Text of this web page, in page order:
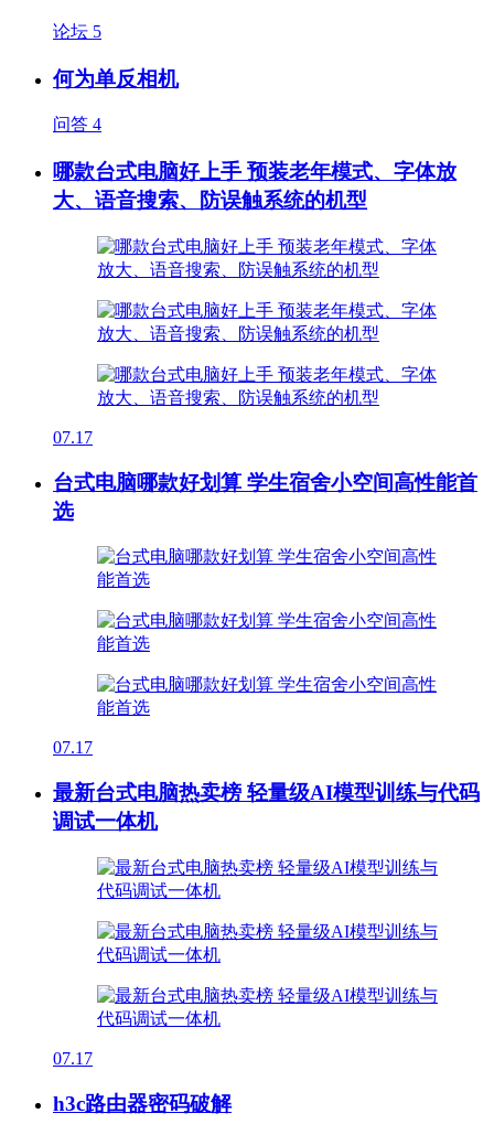
论坛 5
何为单反相机
问答 4
哪款台式电脑好上手 预装老年模式、字体放
大、语音搜索、防误触系统的机型
07.17
台式电脑哪款好划算 学生宿舍小空间高性能首
选
07.17
最新台式电脑热卖榜 轻量级AI模型训练与代码
调试一体机
07.17
h3c路由器密码破解